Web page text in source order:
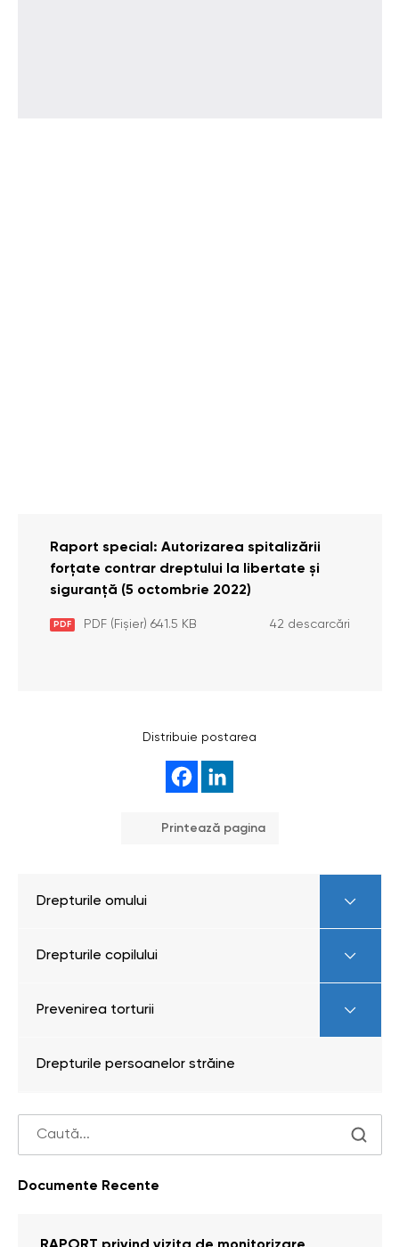
Raport special: Autorizarea spitalizării
forțate contrar dreptului la libertate și
siguranță (5 octombrie 2022)
PDF PDF (Fișier) 641.5 KB 42 descarcări
Distribuie postarea
Printează pagina
Drepturile omului
Drepturile copilului
Prevenirea torturii
Drepturile persoanelor străine
Documente Recente